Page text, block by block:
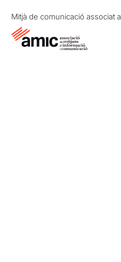
Mitjà de comunicació associat a